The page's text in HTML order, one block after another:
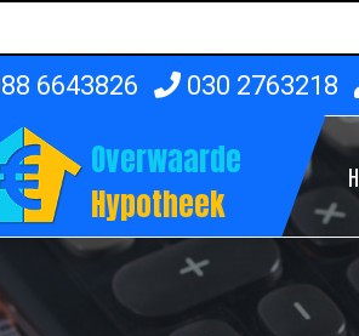
6643826 030 2763218
Overwaarde
Hypotheek